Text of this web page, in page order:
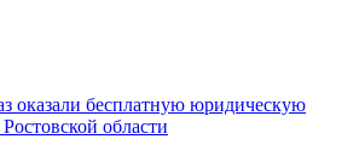
оказали бесплатную юридическую
области